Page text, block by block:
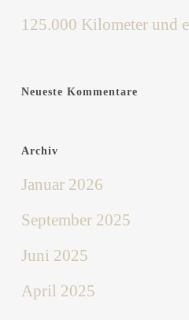
125.000 Kilometer und
Neueste Kommentare
Archiv
Januar 2026
September 2025
Juni 2025
April 2025